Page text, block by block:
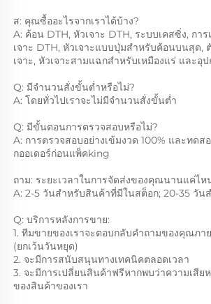
ส: คุณซื้ออะไรจากเราได้บ้าง?
A: ค้อน DTH, หัวเจาะ DTH, ระบบเคสซิ่ง, กา
เจาะ DTH, หัวเจาะแบบปุ่มสำหรับค้อนบนสุด,
เจาะ, หัวเจาะสามแฉกสำหรับเหมืองแร่ และอุ
Q: มีจำนวนสั่งขั้นต่ำหรือไม่?
A: โดยทั่วไปเราจะไม่มีจำนวนสั่งขั้นต่ำ
Q: มีขั้นตอนการตรวจสอบหรือไม่?
A: การตรวจสอบอย่างเข้มงวด 100% และทด
กออเดอร์ก่อนแพ็คking
ถาม: ระยะเวลาในการจัดส่งของคุณนานแค่ไ
A: 2-5 วันสำหรับสินค้าที่มีในสต็อก; 20-35 วัน
Q: บริการหลังการขาย:
1. ทีมขายของเราจะตอบกลับคำถามของคุณภา
(ยกเว้นวันหยุด)
2. จะมีการสนับสนุนทางเทคนิคตลอดเวลา
3. จะมีการเปลี่ยนสินค้าฟรีหากพบว่าความเสีย
ของสินค้าของเรา